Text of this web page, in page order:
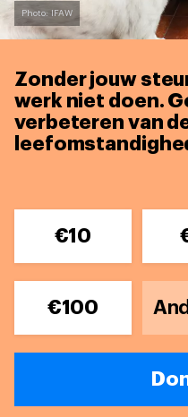
Photo: IFAW
Zonder jouw
werk niet doen.
verbeteren van
€10
€100